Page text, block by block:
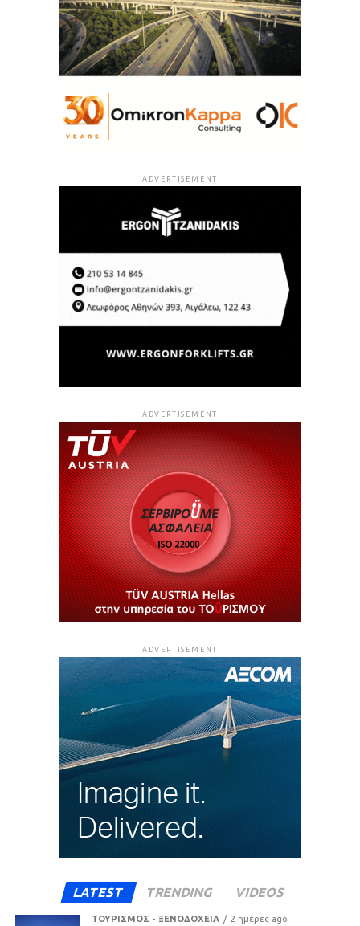
ADVERTISEMENT
ADVERTISEMENT
ADVERTISEMENT
LATEST TRENDING VIDEOS
ΤΟΥΡΙΣΜΟΣ - ΞΕΝΟΔΟΧΕΙΑ 2 ημέρες ago